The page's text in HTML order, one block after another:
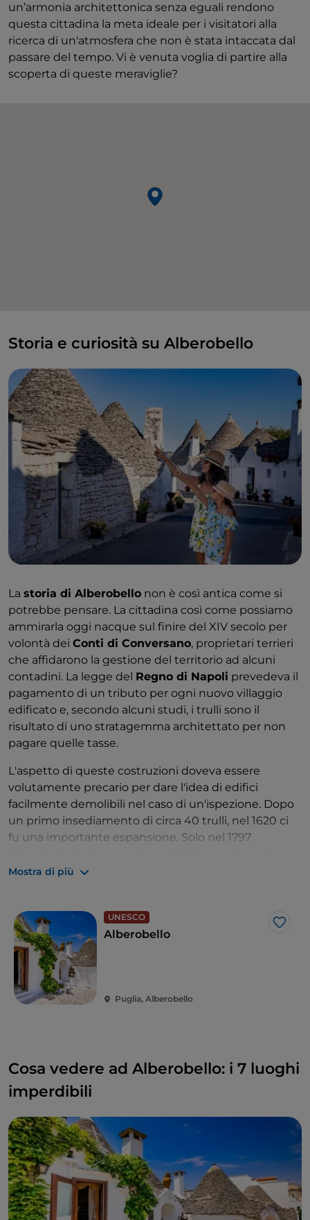
un’armonia architettonica senza eguali rendono
questa cittadina la meta ideale per i visitatori alla
ricerca di un'atmosfera che non è stata intaccata dal
passare del tempo. Vi è venuta voglia di partire alla
scoperta di queste meraviglie?
Storia e curiosità su Alberobello
La storia di Alberobello non è così antica come si
potrebbe pensare. La cittadina così come possiamo
ammirarla oggi nacque sul finire del XIV secolo per
volontà dei Conti di Conversano, proprietari terrieri
che affidarono la gestione del territorio ad alcuni
contadini. La legge del Regno di Napoli prevedeva il
pagamento di un tributo per ogni nuovo villaggio
edificato e, secondo alcuni studi, i trulli sono il
risultato di uno stratagemma architettato per non
pagare quelle tasse.
L'aspetto di queste costruzioni doveva essere
volutamente precario per dare l'idea di edifici
facilmente demolibili nel caso di un'ispezione. Dopo
un primo insediamento di circa 40 trulli, nel 1620 ci
fu una importante espansione. Solo nel 1797
dalla servitù feudale dei Conti su decisione
Mostra di più
UNESCO
Like
Alberobello
Puglia, Alberobello
Cosa vedere ad Alberobello: i 7 luoghi
imperdibili